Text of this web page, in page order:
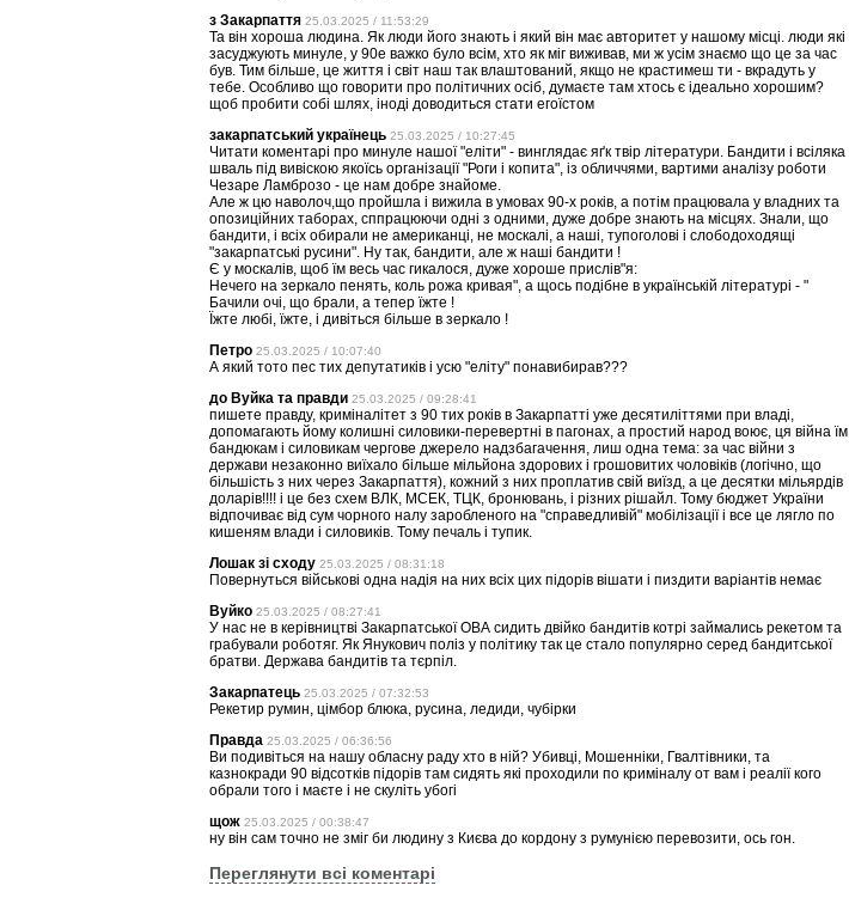
з Закарпаття 25.03.2025 / 11:53:29
Та він хороша людина. Як люди його знають і який він має авторитет у нашому місці. люди які
засуджують минуле, у 90е важко було всім, хто як міг виживав, ми ж усім знаємо що це за час
був. Тим більше, це життя і світ наш так влаштований, якщо не крастимеш ти - вкрадуть у
тебе. Особливо що говорити про політичних осіб, думаєте там хтось є ідеально хорошим?
щоб пробити собі шлях, іноді доводиться стати егоїстом
закарпатський українець 25.03.2025 / 10:27:45
Читати коментарі про минуле нашої "еліти" - винглядає яґк твір літератури. Бандити і всіляка
шваль під вивіскою якоїсь організації "Роги і копита", із обличчями, вартими аналізу роботи
Чезаре Ламброзо - це нам добре знайоме.
Але ж цю наволоч,що пройшла і вижила в умовах 90-х років, а потім працювала у владних та
опозиційних таборах, сппрацюючи одні з одними, дуже добре знають на місцях. Знали, що
бандити, і всіх обирали не американці, не москалі, а наші, тупоголові і слободоходящі
"закарпатські русини". Ну так, бандити, але ж наші бандити !
Є у москалів, щоб їм весь час гикалося, дуже хороше прислів"я:
Нечего на зеркало пенять, коль рожа кривая", а щось подібне в українській літературі - "
Бачили очі, що брали, а тепер їжте !
Їжте любі, їжте, і дивіться більше в зеркало !
Петро 25.03.2025 / 10:07:40
А який тото пес тих депутатиків і усю "еліту" понавибирав???
до Вуйка та правди 25.03.2025 / 09:28:41
пишете правду, криміналітет з 90 тих років в Закарпатті уже десятиліттями при владі,
допомагають йому колишні силовики-перевертні в пагонах, а простий народ воює, ця війна їм
бандюкам і силовикам чергове джерело надзбагачення, лиш одна тема: за час війни з
держави незаконно виїхало більше мільйона здорових і грошовитих чоловіків (логічно, що
більшість з них через Закарпаття), кожний з них проплатив свій виїзд, а це десятки мільярдів
доларів!!!! і це без схем ВЛК, МСЕК, ТЦК, бронювань, і різних рішайл. Тому бюджет України
відпочиває від сум чорного налу заробленого на "справедливій" мобілізації і все це лягло по
кишеням влади і силовиків. Тому печаль і тупик.
Лошак зі сходу 25.03.2025 / 08:31:18
Повернуться військові одна надія на них всіх цих підорів вішати і пиздити варіантів немає
Вуйко 25.03.2025 / 08:27:41
У нас не в керівництві Закарпатської ОВА сидить двійко бандитів котрі займались рекетом та
грабували роботяг. Як Янукович поліз у політику так це стало популярно серед бандитської
братви. Держава бандитів та тєрпіл.
Закарпатець 25.03.2025 / 07:32:53
Рекетир румин, цімбор блюка, русина, ледиди, чубірки
Правда 25.03.2025 / 06:36:56
Ви подивіться на нашу обласну раду хто в ній? Убивці, Мошенніки, Гвалтівники, та
казнокради 90 відсотків підорів там сидять які проходили по криміналу от вам і реалії кого
обрали того і маєте і не скуліть убогі
щож 25.03.2025 / 00:38:47
ну він сам точно не зміг би людину з Києва до кордону з румунією перевозити, ось гон.
Переглянути всі коментарі